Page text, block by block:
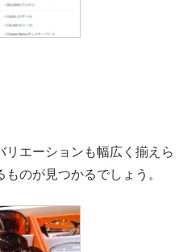
リエーションも幅広く揃えら
のが見つかるでしょう。